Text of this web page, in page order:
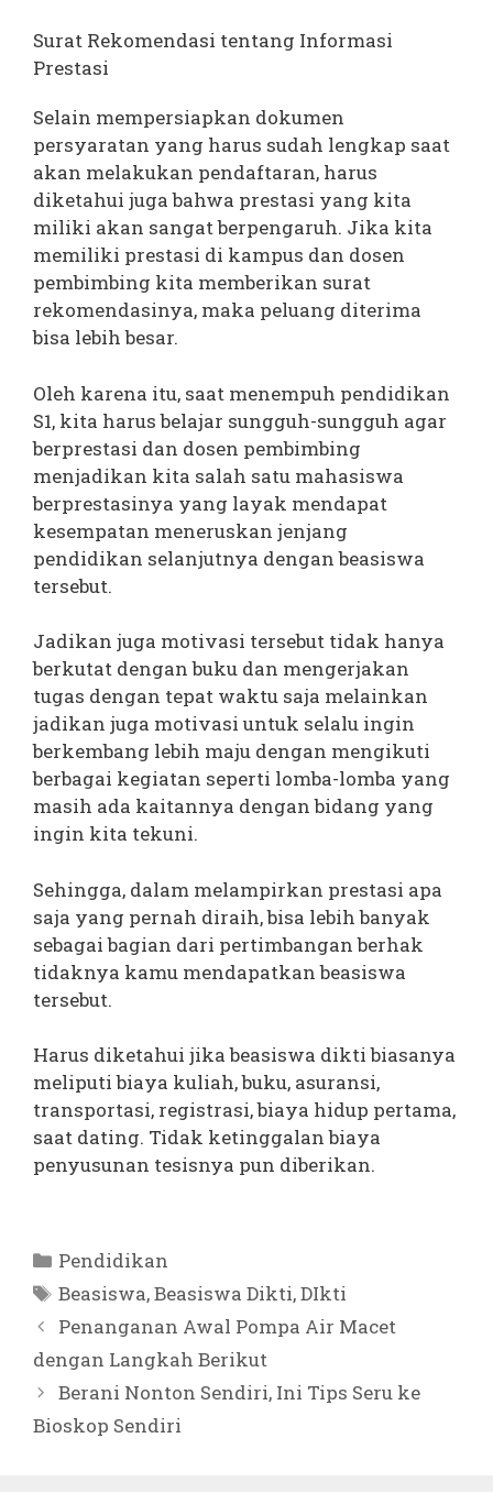
Surat Rekomendasi tentang Informasi
Prestasi
Selain mempersiapkan dokumen
persyaratan yang harus sudah lengkap saat
akan melakukan pendaftaran, harus
diketahui juga bahwa prestasi yang kita
miliki akan sangat berpengaruh. Jika kita
memiliki prestasi di kampus dan dosen
pembimbing kita memberikan surat
rekomendasinya, maka peluang diterima
bisa lebih besar.
Oleh karena itu, saat menempuh pendidikan
S1, kita harus belajar sungguh-sungguh agar
berprestasi dan dosen pembimbing
menjadikan kita salah satu mahasiswa
berprestasinya yang layak mendapat
kesempatan meneruskan jenjang
pendidikan selanjutnya dengan beasiswa
tersebut.
Jadikan juga motivasi tersebut tidak hanya
berkutat dengan buku dan mengerjakan
tugas dengan tepat waktu saja melainkan
jadikan juga motivasi untuk selalu ingin
berkembang lebih maju dengan mengikuti
berbagai kegiatan seperti lomba-lomba yang
masih ada kaitannya dengan bidang yang
ingin kita tekuni.
Sehingga, dalam melampirkan prestasi apa
saja yang pernah diraih, bisa lebih banyak
sebagai bagian dari pertimbangan berhak
tidaknya kamu mendapatkan beasiswa
tersebut.
Harus diketahui jika beasiswa dikti biasanya
meliputi biaya kuliah, buku, asuransi,
transportasi, registrasi, biaya hidup pertama,
saat dating. Tidak ketinggalan biaya
penyusunan tesisnya pun diberikan.
Kategori
Pendidikan
Tag
Beasiswa,Beasiswa Dikti,DIkti
Penanganan Awal Pompa Air Macet
dengan Langkah Berikut
Berani Nonton Sendiri, Ini Tips Seru ke
Bioskop Sendiri